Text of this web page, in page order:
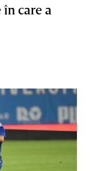
în care a